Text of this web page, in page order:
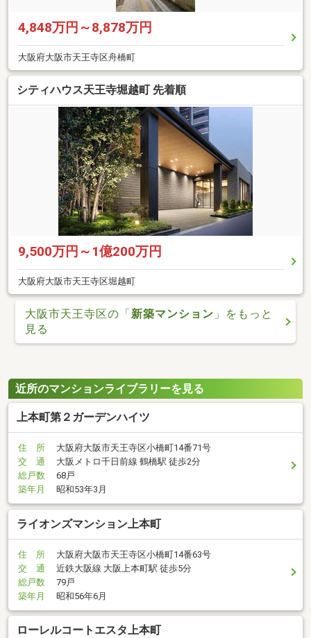
4,848万円～8,878万円
大阪府大阪市天王寺区舟橋町
シティハウス天王寺堀越町 先着順
9,500万円～1億200万円
大阪府大阪市天王寺区堀越町
大阪市天王寺区の「新築マンション 」をもっと
見る
近所のマンションライブラリーを見る
上本町第２ガーデンハイツ
住 所
大阪府大阪市天王寺区小橋町14番71号
交 通
大阪メトロ千日前線 鶴橋駅 徒歩2分
総戸数
68戸
築年月
昭和53年3月
ライオンズマンション上本町
住 所
大阪府大阪市天王寺区小橋町14番63号
交 通
近鉄大阪線 大阪上本町駅 徒歩5分
総戸数
79戸
築年月
昭和56年6月
ローレルコートエスタ上本町